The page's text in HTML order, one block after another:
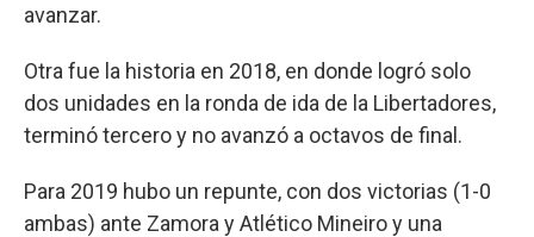
avanzar.
Otra fue la historia en 2018, en donde logró solo
dos unidades en la ronda de ida de la Libertadores,
terminó tercero y no avanzó a octavos de final.
Para 2019 hubo un repunte, con dos victorias (1-0
ambas) ante Zamora y Atlético Mineiro y una